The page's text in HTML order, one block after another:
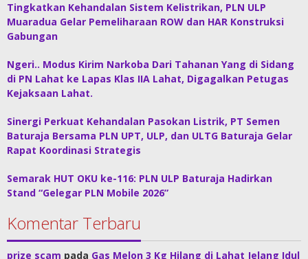
Tingkatkan Kehandalan Sistem Kelistrikan, PLN ULP
Muaradua Gelar Pemeliharaan ROW dan HAR Konstruksi
Gabungan
Ngeri.. Modus Kirim Narkoba Dari Tahanan Yang di Sidang
di PN Lahat ke Lapas Klas IIA Lahat, Digagalkan Petugas
Kejaksaan Lahat.
Sinergi Perkuat Kehandalan Pasokan Listrik, PT Semen
Baturaja Bersama PLN UPT, ULP, dan ULTG Baturaja Gelar
Rapat Koordinasi Strategis
Semarak HUT OKU ke-116: PLN ULP Baturaja Hadirkan
Stand “Gelegar PLN Mobile 2026”
Komentar Terbaru
prize scam pada Gas Melon 3 Kg Hilang di Lahat Jelang Idul